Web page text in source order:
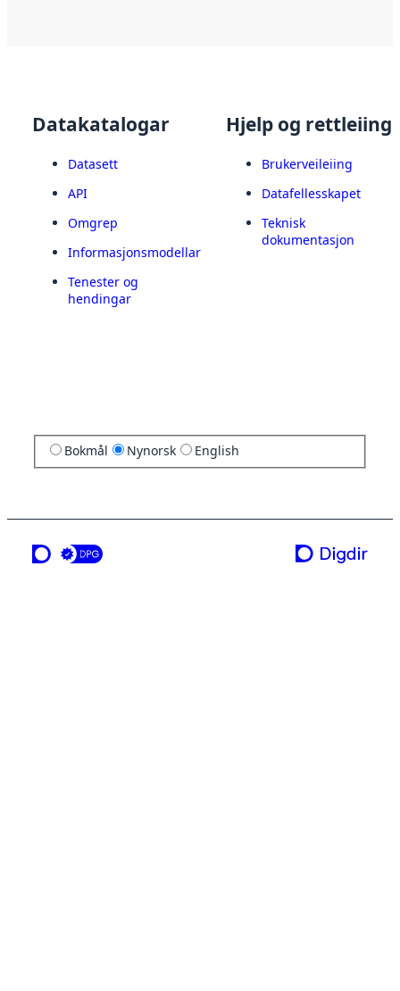
Datakatalogar
Datasett
API
Omgrep
Informasjonsmodellar
Tenester og
hendingar
Hjelp og rettleiing
Brukerveileiing
Datafellesskapet
Teknisk
dokumentasjon
Bokmål Nynorsk English